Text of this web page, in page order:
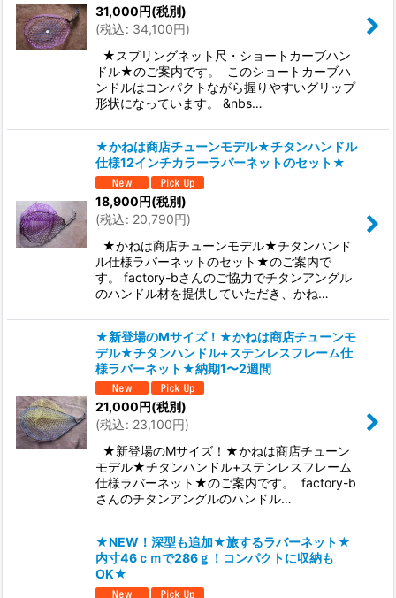
31,000円(税別)
(税込: 34,100円)
★スプリングネット尺・ショートカーブハン
ドル★のご案内です。 このショートカーブハ
ンドルはコンパクトながら握りやすいグリップ
形状になっています。 &nbs…
★かねは商店チューンモデル★チタンハンドル
仕様12インチカラーラバーネットのセット★
18,900円(税別)
(税込: 20,790円)
★かねは商店チューンモデル★チタンハンド
ル仕様ラバーネットのセット★のご案内で
す。 factory-bさんのご協力でチタンアングル
のハンドル材を提供していただき、かね…
★新登場のMサイズ！★かねは商店チューンモ
デル★チタンハンドル+ステンレスフレーム仕
様ラバーネット★納期1〜2週間
21,000円(税別)
(税込: 23,100円)
★新登場のMサイズ！★かねは商店チューン
モデル★チタンハンドル+ステンレスフレーム
仕様ラバーネット★のご案内です。 factory-b
さんのチタンアングルのハンドル…
★NEW！深型も追加★旅するラバーネット★
内寸46ｃｍで286ｇ！コンパクトに収納も
OK★